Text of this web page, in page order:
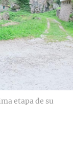
etapa de su